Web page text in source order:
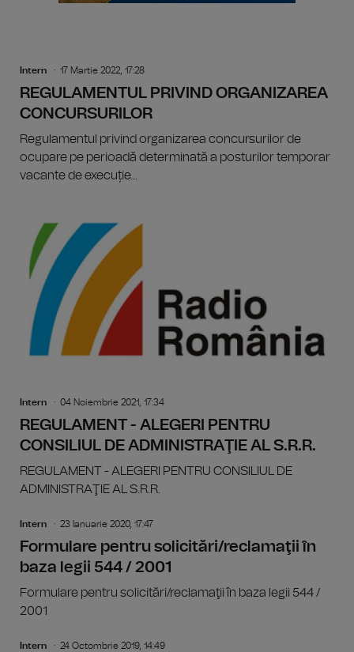
Intern 17 Martie 2022, 17:28
REGULAMENTUL PRIVIND ORGANIZAREA
CONCURSURILOR
Regulamentul privind organizarea concursurilor de
ocupare pe perioadă determinată a posturilor temporar
vacante de execuție...
Intern 04 Noiembrie 2021, 17:34
REGULAMENT - ALEGERI PENTRU
CONSILIUL DE ADMINISTRAŢIE AL S.R.R.
REGULAMENT - ALEGERI PENTRU CONSILIUL DE
ADMINISTRAŢIE AL S.R.R.
Intern 23 Ianuarie 2020, 17:47
Formulare pentru solicitări/reclamaţii în
baza legii 544 / 2001
Formulare pentru solicitări/reclamaţii în baza legii 544 /
2001
Intern 24 Octombrie 2019, 14:49